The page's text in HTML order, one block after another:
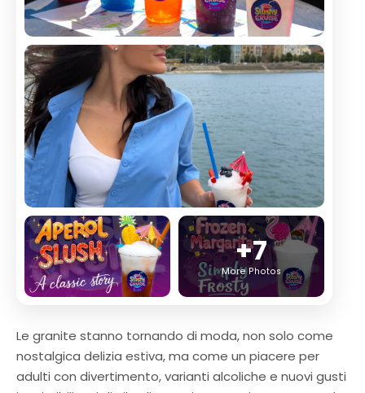
+7
More Photos
Le granite stanno tornando di moda, non solo come
nostalgica delizia estiva, ma come un piacere per
adulti con divertimento, varianti alcoliche e nuovi gusti